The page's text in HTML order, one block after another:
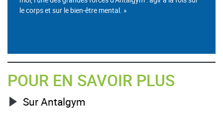
le corps et sur le bien-être mental. »
POUR EN SAVOIR PLUS
Sur Antalgym